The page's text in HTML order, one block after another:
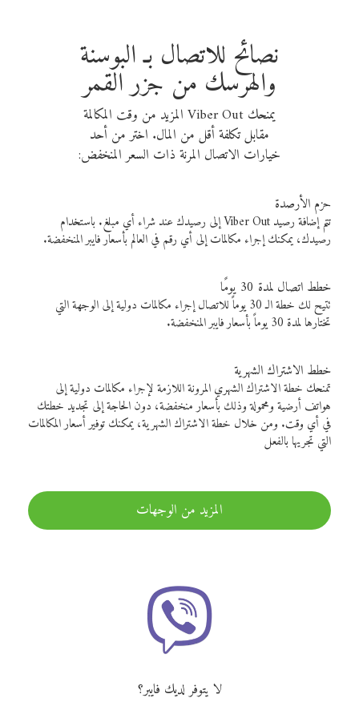
نصائح للاتصال بـ البوسنة
والهرسك من جزر القمر
يمنحك Viber Out المزيد من وقت المكالمة
مقابل تكلفة أقل من المال. اختر من أحد
خيارات الاتصال المرنة ذات السعر المنخفض:
حزم الأرصدة
تتم إضافة رصيد Viber Out إلى رصيدك عند شراء أي مبلغ. باستخدام
رصيدك، يمكنك إجراء مكالمات إلى أي رقم في العالم بأسعار فايبر المنخفضة.
خطط اتصال لمدة 30 يومًا
تتيح لك خطة الـ 30 يوماً للاتصال إجراء مكالمات دولية إلى الوجهة التي
تختارها لمدة 30 يوماً بأسعار فايبر المنخفضة.
خطط الاشتراك الشهرية
تمنحك خطة الاشتراك الشهري المرونة اللازمة لإجراء مكالمات دولية إلى
هواتف أرضية ومحمولة وذلك بأسعار منخفضة، دون الحاجة إلى تجديد خطتك
في أي وقت. ومن خلال خطة الاشتراك الشهرية، يمكنك توفير أسعار المكالمات
التي تجريها بالفعل
المزيد من الوجهات
لا يتوفر لديك فايبر؟